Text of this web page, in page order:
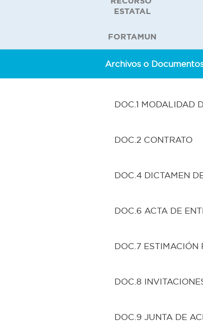
ESTATAL
FORTAMUN
Archivos o
DOC.1 MODALIDAD
DOC.2 CONTRATO
DOC.4 DICTAMEN
DOC.6 ACTA DE
DOC.7 ESTIMACIÓN
DOC.8
DOC.9 JUNTA DE